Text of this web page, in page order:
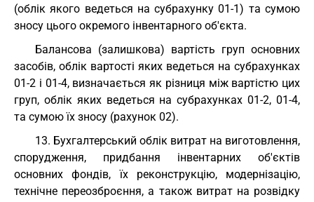
(облік якого ведеться на субрахунку 01-1) та сумою
зносу цього окремого інвентарного об'єкта.
Балансова (залишкова) вартість груп основних
засобів, облік вартості яких ведеться на субрахунках
01-2 і 01-4, визначається як різниця між вартістю цих
груп, облік яких ведеться на субрахунках 01-2, 01-4,
та сумою їх зносу (рахунок 02).
13. Бухгалтерський облік витрат на виготовлення,
спорудження, придбання інвентарних об'єктів
основних фондів, їх реконструкцію, модернізацію,
технічне переозброєння, а також витрат на розвідку